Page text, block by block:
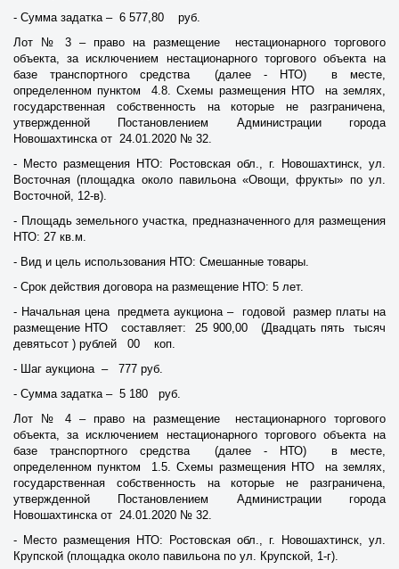
- Сумма задатка – 6 577,80 руб.
Лот № 3 – право на размещение нестационарного торгового
объекта, за исключением нестационарного торгового объекта на
базе транспортного средства (далее - НТО) в месте,
определенном пунктом 4.8. Схемы размещения НТО на землях,
государственная собственность на которые не разграничена,
утвержденной Постановлением Администрации города
Новошахтинска от 24.01.2020 № 32.
- Место размещения НТО: Ростовская обл., г. Новошахтинск, ул.
Восточная (площадка около павильона «Овощи, фрукты» по ул.
Восточной, 12-в).
- Площадь земельного участка, предназначенного для размещения
НТО: 27 кв.м.
- Вид и цель использования НТО: Смешанные товары.
- Срок действия договора на размещение НТО: 5 лет.
- Начальная цена предмета аукциона – годовой размер платы на
размещение НТО составляет: 25 900,00 (Двадцать пять тысяч
девятьсот ) рублей 00 коп.
- Шаг аукциона – 777 руб.
- Сумма задатка – 5 180 руб.
Лот № 4 – право на размещение нестационарного торгового
объекта, за исключением нестационарного торгового объекта на
базе транспортного средства (далее - НТО) в месте,
определенном пунктом 1.5. Схемы размещения НТО на землях,
государственная собственность на которые не разграничена,
утвержденной Постановлением Администрации города
Новошахтинска от 24.01.2020 № 32.
- Место размещения НТО: Ростовская обл., г. Новошахтинск, ул.
Крупской (площадка около павильона по ул. Крупской, 1-г).